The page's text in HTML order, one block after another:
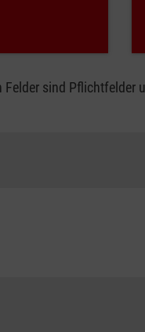
Felder sind Pflichtfelder